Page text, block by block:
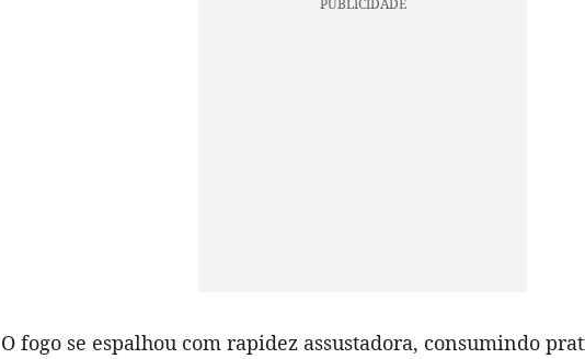
O fogo se espalhou com rapidez assustadora, consumindo